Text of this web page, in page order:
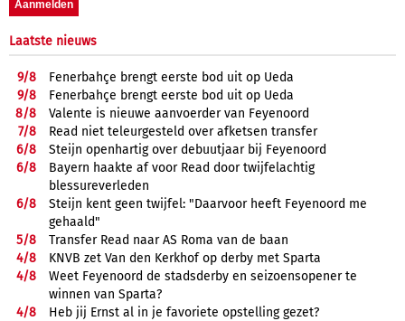
Laatste nieuws
9/8
Fenerbahçe brengt eerste bod uit op Ueda
9/8
Fenerbahçe brengt eerste bod uit op Ueda
8/8
Valente is nieuwe aanvoerder van Feyenoord
7/8
Read niet teleurgesteld over afketsen transfer
6/8
Steijn openhartig over debuutjaar bij Feyenoord
6/8
Bayern haakte af voor Read door twijfelachtig
blessureverleden
6/8
Steijn kent geen twijfel: "Daarvoor heeft Feyenoord me
gehaald"
5/8
Transfer Read naar AS Roma van de baan
4/8
KNVB zet Van den Kerkhof op derby met Sparta
4/8
Weet Feyenoord de stadsderby en seizoensopener te
winnen van Sparta?
4/8
Heb jij Ernst al in je favoriete opstelling gezet?